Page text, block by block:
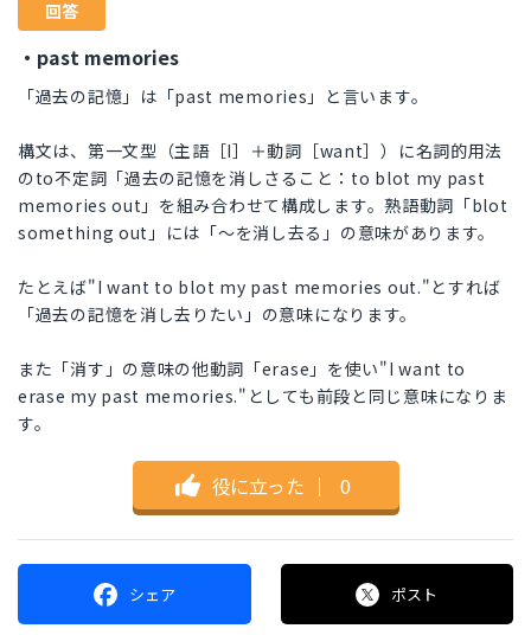
回答
・past memories
「過去の記憶」は「past memories」と言います。
構文は、第一文型（主語［I］＋動詞［want］）に名詞的用法
のto不定詞「過去の記憶を消しさること：to blot my past
memories out」を組み合わせて構成します。熟語動詞「blot
something out」には「～を消し去る」の意味があります。
たとえば"I want to blot my past memories out."とすれば
「過去の記憶を消し去りたい」の意味になります。
また「消す」の意味の他動詞「erase」を使い"I want to
erase my past memories."としても前段と同じ意味になりま
す。
役に立った ｜ 0
シェア ポスト